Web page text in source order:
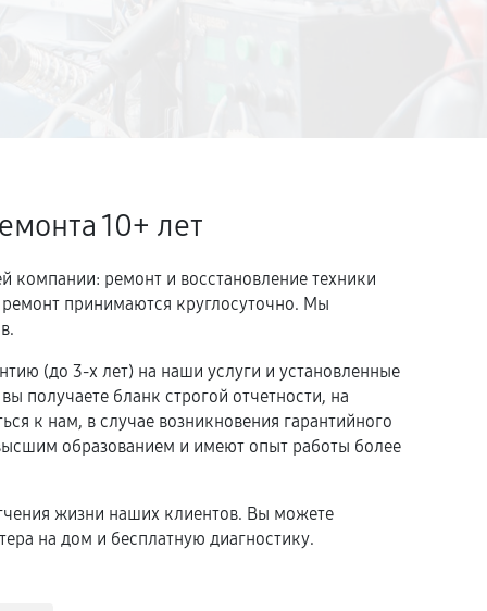
10+ лет
компании: ремонт и восстановление техники
ремонт принимаются круглосуточно. Мы
(до 3-х лет) на наши услуги и установленные
получаете бланк строгой отчетности, на
к нам, в случае возникновения гарантийного
образованием и имеют опыт работы более
жизни наших клиентов. Вы можете
на дом и бесплатную диагностику.